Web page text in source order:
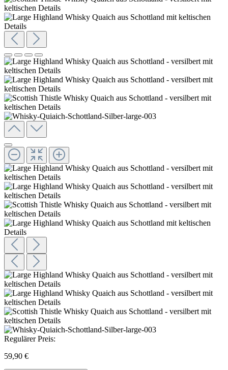
Regulärer Preis:
59,90 €